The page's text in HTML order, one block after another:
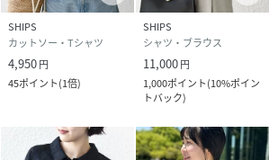
レディース
中国
本体: コットン100%、 レース: ポリエステル
ONE SIZE
SHIPS
カットソー・Tシャツ
4,950円
45ポイント(1倍)
SHIPS
シャツ・ブラウス
11,000円
1,000ポイント(10%ポイン
トバック)